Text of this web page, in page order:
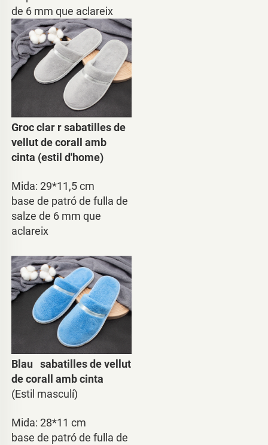
de 6 mm que aclareix
Groc clar r sabatilles de
vellut de corall amb
cinta (estil d'home)
Mida: 29*11,5 cm
base de patró de fulla de
salze de 6 mm que
aclareix
Blau sabatilles de vellut
de corall amb cinta
(Estil masculí)
Mida: 28*11 cm
base de patró de fulla de